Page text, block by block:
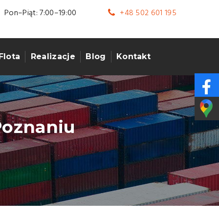
Pon–Piąt: 7:00–19:00 +48 502 601 195
Realizacje Blog Kontakt